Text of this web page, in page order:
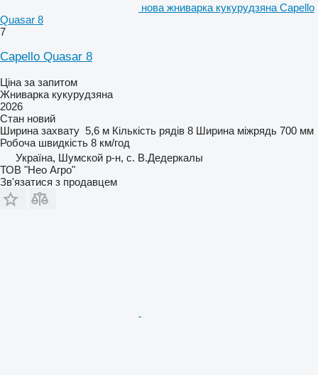
нова жниварка кукурудзяна Capello
Quasar 8
7
Capello Quasar 8
Ціна за запитом
Жниварка кукурудзяна
2026
Стан новий
Ширина захвату 5,6 м Кількість рядів 8 Ширина міжрядь 700 мм
Робоча швидкість 8 км/год
Україна, Шумской р-н, с. В.Дедеркалы
ТОВ "Нео Агро"
Зв'язатися з продавцем